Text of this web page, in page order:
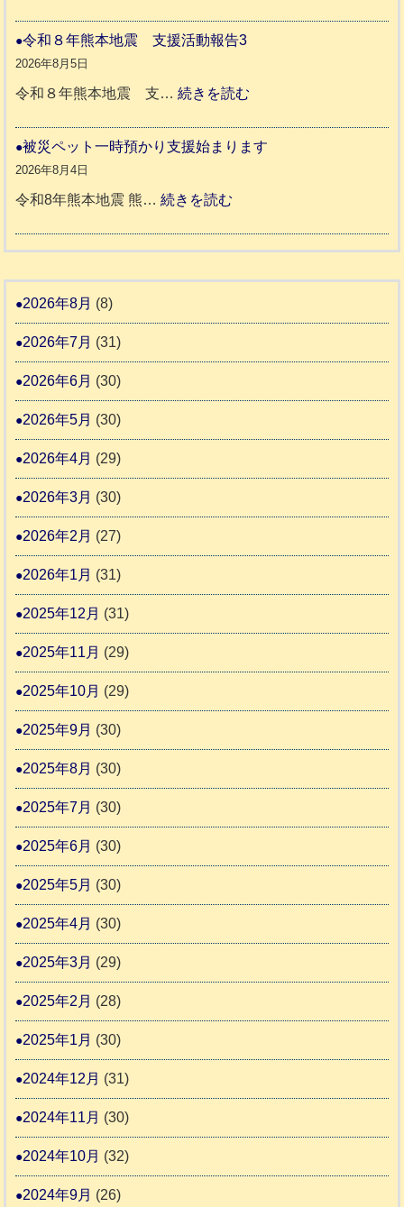
援
市
氷
城
市
市
ッ
さ
ト
人
記
4
令和８年熊本地震 支援活動報告3
2026年8月5日
令和８年熊本地震 支…続きを読む
和
被災ペット一時預かり支援始まります
2026年8月4日
令和8年熊本地震 熊…続きを読む
災
ト
預
支
ま
2026年8月 (8)
2026年7月 (31)
2026年6月 (30)
2026年5月 (30)
2026年4月 (29)
2026年3月 (30)
2026年2月 (27)
2026年1月 (31)
2025年12月 (31)
2025年11月 (29)
2025年10月 (29)
2025年9月 (30)
2025年8月 (30)
2025年7月 (30)
2025年6月 (30)
2025年5月 (30)
2025年4月 (30)
2025年3月 (29)
2025年2月 (28)
2025年1月 (30)
2024年12月 (31)
2024年11月 (30)
2024年10月 (32)
2024年9月 (26)